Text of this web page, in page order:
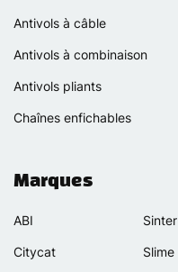
Antivols à câble
Antivols à combinaison
Antivols pliants
Chaînes enfichables
Marques
ABI
Citycat
Sinter
Slime